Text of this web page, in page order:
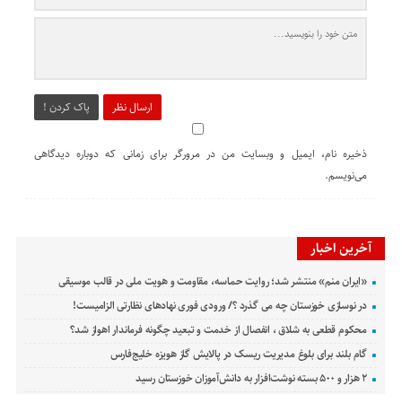
ارسال نظر پاک کردن !
ذخیره نام، ایمیل و وبسایت من در مرورگر برای زمانی که دوباره دیدگاهی
می‌نویسم.
آخرین اخبار
«ایران منم» منتشر شد؛ روایت حماسه، مقاومت و هویت ملی در قالب موسیقی
در نوسازی خوزستان چه می گذرد ؟/ ورودی فوری نهادهای نظارتی الزامیست!
محکوم قطعی به شلاق ، انفصال از خدمت و تبعید چگونه فرماندار اهواز شد؟
گام بلند برای بلوغ مدیریت ریسک در پالایش گاز هویزه خلیج‌فارس
۲ هزار و ۵۰۰ بسته نوشت‌افزار به دانش‌آموزان خوزستان رسید